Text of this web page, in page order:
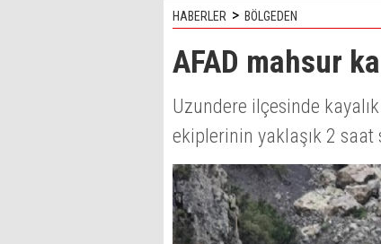
HABERLER > BÖLGEDEN
AFAD mahsur
Uzundere ilçesinde
ekiplerinin yaklaşık 2 saat